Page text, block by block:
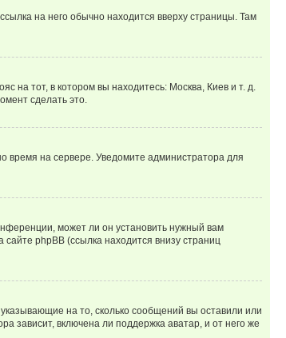
на него обычно находится вверху страницы. Там
на тот, в котором вы находитесь: Москва, Киев и т. д.
сделать это.
время на сервере. Уведомите администратора для
может ли он установить нужный вам
phpBB (ссылка находится внизу страниц
на то, сколько сообщений вы оставили или
зависит, включена ли поддержка аватар, и от него же